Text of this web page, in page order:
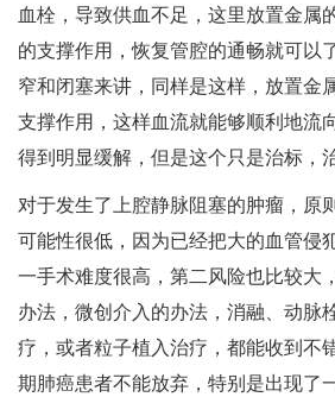
血栓，导致供血不足，这里放置金属
的支撑作用，恢复管腔的通畅就可以
窄和闭塞来讲，同样是这样，放置金
支撑作用，这样血流就能够顺利地流
得到明显缓解，但是这个只是治标，
对于发生了上腔静脉阻塞的肿瘤，原
可能性很低，因为已经把大的血管侵
一手术难度很高，第二风险也比较大
办法，微创介入的办法，消融、动脉
疗，或者粒子植入治疗，都能收到不
期肺癌患者不能放弃，特别是出现了